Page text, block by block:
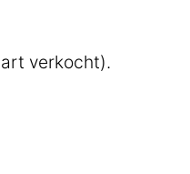
verkocht).